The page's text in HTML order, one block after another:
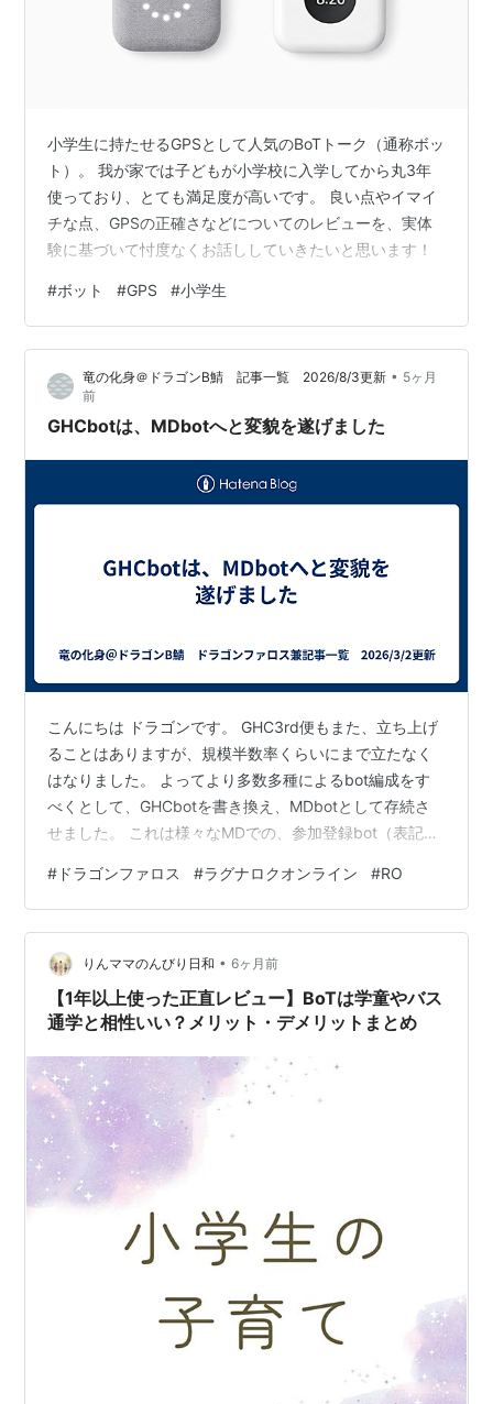
小学生に持たせるGPSとして人気のBoTトーク（通称ボッ
ト）。 我が家では子どもが小学校に入学してから丸3年
使っており、とても満足度が高いです。 良い点やイマイ
チな点、GPSの正確さなどについてのレビューを、実体
験に基づいて忖度なくお話ししていきたいと思います！
#ボット #GPS #小学生
竜の化身＠ドラゴンB鯖 記事一覧 2026/8/3更新 • 5ヶ月
前
GHCbotは、MDbotへと変貌を遂げました
こんにちは ドラゴンです。 GHC3rd便もまた、立ち上げ
ることはありますが、規模半数率くらいにまで立たなく
はなりました。 よってより多数多種によるbot編成をす
べくとして、GHCbotを書き換え、MDbotとして存続さ
せました。 これは様々なMDでの、参加登録bot（表記UI
ばOKです。 ～MDbotコマンド～ /create → 職業選択 →
モーダルで Lv 入力 → チャンネルに紐づく保存/list → 一
覧出力/cancel → キャンセル機能/all_clear → 管理人主催
がオールクリア 変わったのはコマンド名（/ghcコマン
ド…
# ドラゴンファロス #ラグナロクオンライン #RO
りんママのんびり日和 • 6ヶ月前
【1年以上使った正直レビュー】BoTは学童やバス
通学と相性いい？メリット・デメリットまとめ